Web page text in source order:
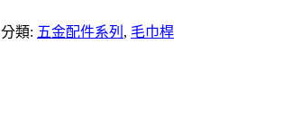
分類: 五金配件系列 , 毛巾桿